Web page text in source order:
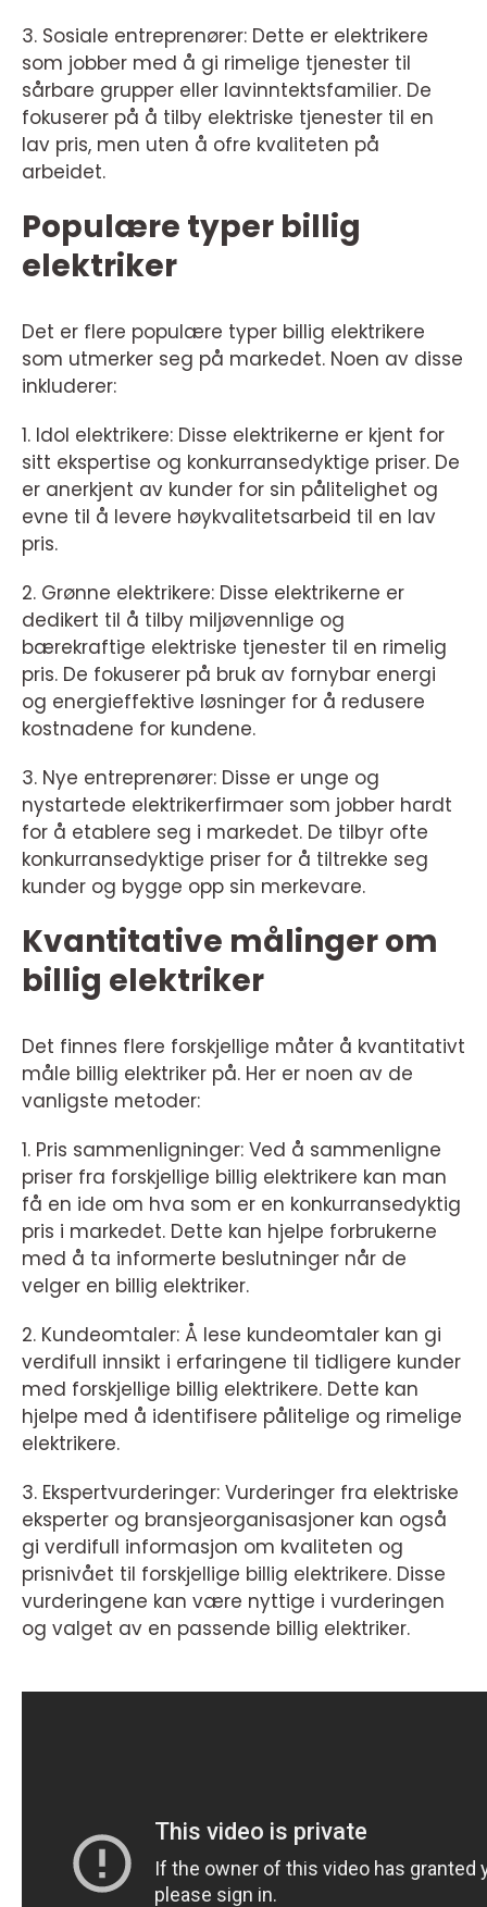
3. Sosiale entreprenører: Dette er elektrikere
som jobber med å gi rimelige tjenester til
sårbare grupper eller lavinntektsfamilier. De
fokuserer på å tilby elektriske tjenester til en
lav pris, men uten å ofre kvaliteten på
arbeidet.
Populære typer billig
elektriker
Det er flere populære typer billig elektrikere
som utmerker seg på markedet. Noen av disse
inkluderer:
1. Idol elektrikere: Disse elektrikerne er kjent for
sitt ekspertise og konkurransedyktige priser. De
er anerkjent av kunder for sin pålitelighet og
evne til å levere høykvalitetsarbeid til en lav
pris.
2. Grønne elektrikere: Disse elektrikerne er
dedikert til å tilby miljøvennlige og
bærekraftige elektriske tjenester til en rimelig
pris. De fokuserer på bruk av fornybar energi
og energieffektive løsninger for å redusere
kostnadene for kundene.
3. Nye entreprenører: Disse er unge og
nystartede elektrikerfirmaer som jobber hardt
for å etablere seg i markedet. De tilbyr ofte
konkurransedyktige priser for å tiltrekke seg
kunder og bygge opp sin merkevare.
Kvantitative målinger om
billig elektriker
Det finnes flere forskjellige måter å kvantitativt
måle billig elektriker på. Her er noen av de
vanligste metoder:
1. Pris sammenligninger: Ved å sammenligne
priser fra forskjellige billig elektrikere kan man
få en ide om hva som er en konkurransedyktig
pris i markedet. Dette kan hjelpe forbrukerne
med å ta informerte beslutninger når de
velger en billig elektriker.
2. Kundeomtaler: Å lese kundeomtaler kan gi
verdifull innsikt i erfaringene til tidligere kunder
med forskjellige billig elektrikere. Dette kan
hjelpe med å identifisere pålitelige og rimelige
elektrikere.
3. Ekspertvurderinger: Vurderinger fra elektriske
eksperter og bransjeorganisasjoner kan også
gi verdifull informasjon om kvaliteten og
prisnivået til forskjellige billig elektrikere. Disse
vurderingene kan være nyttige i vurderingen
og valget av en passende billig elektriker.